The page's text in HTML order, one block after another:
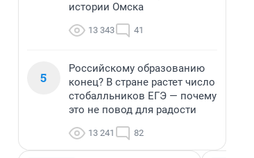
истории Омска
13 343 41
5
Российскому образованию
конец? В стране растет число
стобалльников ЕГЭ — почему
это не повод для радости
13 241 82